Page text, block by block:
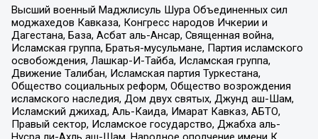
Высший военный Маджлисуль Шура Объединенных сил
моджахедов Кавказа, Конгресс народов Ичкерии и
Дагестана, База, Асбат аль-Ансар, Священная война,
Исламская группа, Братья-мусульмане, Партия исламского
освобождения, Лашкар-И-Тайба, Исламская группа,
Движение Талибан, Исламская партия Туркестана,
Общество социальных реформ, Общество возрождения
исламского наследия, Дом двух святых, Джунд аш-Шам,
Исламский джихад, Аль-Каида, Имарат Кавказ, АБТО,
Правый сектор, Исламское государство, Джабха аль-